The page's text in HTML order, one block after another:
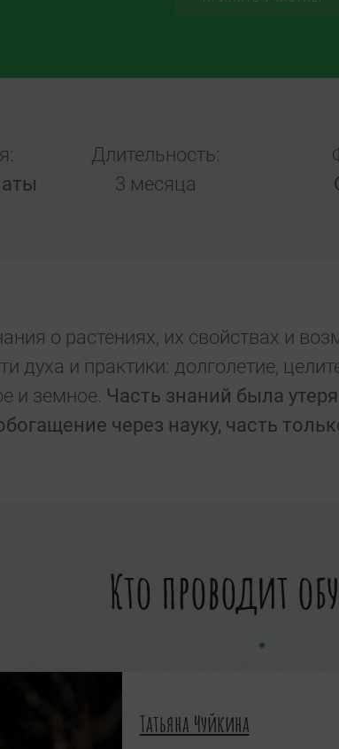
Длительность:
3 месяца
о растениях, их свойствах и
духа и практики: долголетие,
и земное. Часть знаний была
через науку, часть
Кто проводит
Татьяна Чуйкина